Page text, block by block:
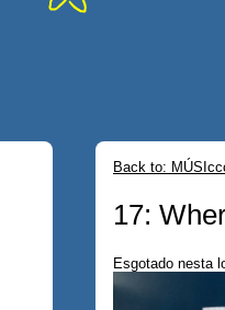
Back to:
17:
Esgotado nesta